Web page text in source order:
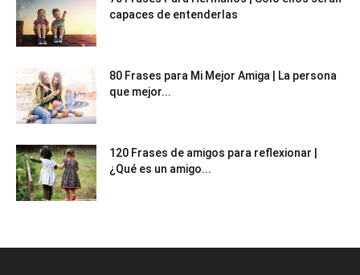
capaces de entenderlas
80 Frases para Mi Mejor Amiga | La persona
que mejor...
120 Frases de amigos para reflexionar |
¿Qué es un amigo...